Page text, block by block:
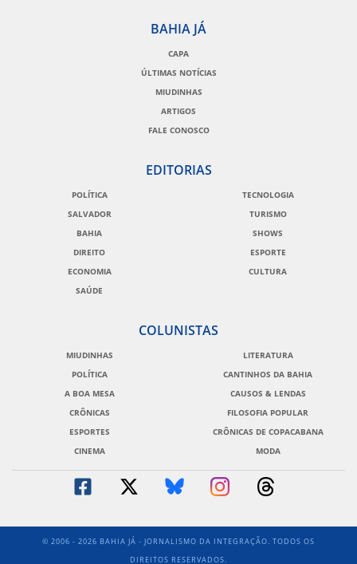
BAHIA JÁ
CAPA
ÚLTIMAS NOTÍCIAS
MIUDINHAS
ARTIGOS
FALE CONOSCO
EDITORIAS
POLÍTICA
SALVADOR
BAHIA
DIREITO
ECONOMIA
SAÚDE
TECNOLOGIA
TURISMO
SHOWS
ESPORTE
CULTURA
COLUNISTAS
MIUDINHAS
POLÍTICA
A BOA MESA
CRÔNICAS
ESPORTES
CINEMA
LITERATURA
CANTINHOS DA BAHIA
CAUSOS & LENDAS
FILOSOFIA POPULAR
CRÔNICAS DE COPACABANA
MODA
© 2006 - 2026 BAHIA JÁ - JORNALISMO DA INTEGRAÇÃO. TODOS OS
DIREITOS RESERVADOS.